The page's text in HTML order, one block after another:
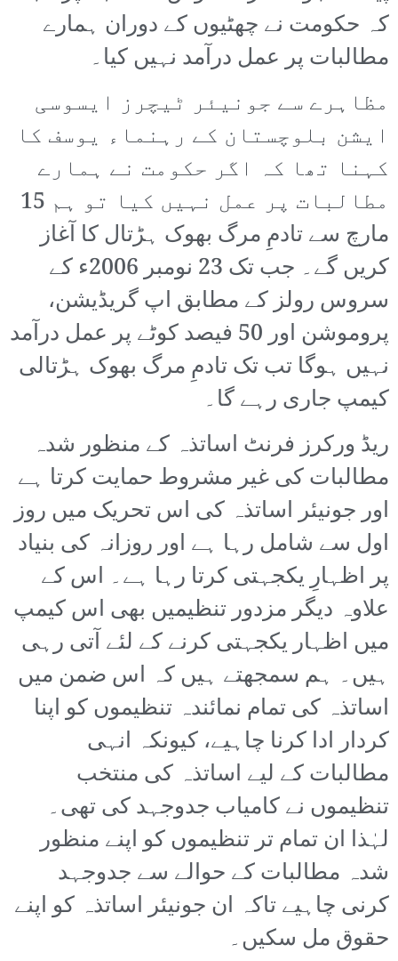
کہ حکومت نے چھٹیوں کے دوران ہمارے
مطالبات پر عمل درآمد نہیں کیا۔
مظاہرے سے جونیئر ٹیچرز ایسوسی
ایشن بلوچستان کے رہنماء یوسف کا
کہنا تھا کہ اگر حکومت نے ہمارے
مطالبات پر عمل نہیں کیا تو ہم 15
مارچ سے تادمِ مرگ بھوک ہڑتال کا آغاز
کریں گے۔ جب تک 23 نومبر 2006ء کے
سروس رولز کے مطابق اپ گریڈیشن،
پروموشن اور 50 فیصد کوٹے پر عمل درآمد
نہیں ہوگا تب تک تادمِ مرگ بھوک ہڑتالی
کیمپ جاری رہے گا۔
ریڈ ورکرز فرنٹ اساتذہ کے منظور شدہ
مطالبات کی غیر مشروط حمایت کرتا ہے
اور جونیئر اساتذہ کی اس تحریک میں روز
اول سے شامل رہا ہے اور روزانہ کی بنیاد
پر اظہارِ یکجہتی کرتا رہا ہے۔ اس کے
علاوہ دیگر مزدور تنظیمیں بھی اس کیمپ
میں اظہار یکجہتی کرنے کے لئے آتی رہی
ہیں۔ ہم سمجھتے ہیں کہ اس ضمن میں
اساتذہ کی تمام نمائندہ تنظیموں کو اپنا
کردار ادا کرنا چاہیے، کیونکہ انہی
مطالبات کے لیے اساتذہ کی منتخب
تنظیموں نے کامیاب جدوجہد کی تھی۔
لہٰذا ان تمام تر تنظیموں کو اپنے منظور
شدہ مطالبات کے حوالے سے جدوجہد
کرنی چاہیے تاکہ ان جونیئر اساتذہ کو اپنے
حقوق مل سکیں۔